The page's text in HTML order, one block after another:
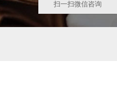
扫一扫微信咨询